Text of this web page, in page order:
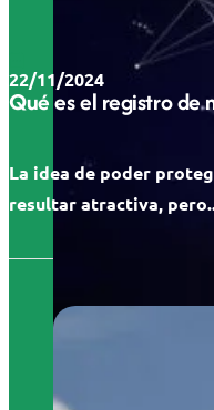
22/11/2024
Qué es el registro de
La idea de poder
resultar atractiva,